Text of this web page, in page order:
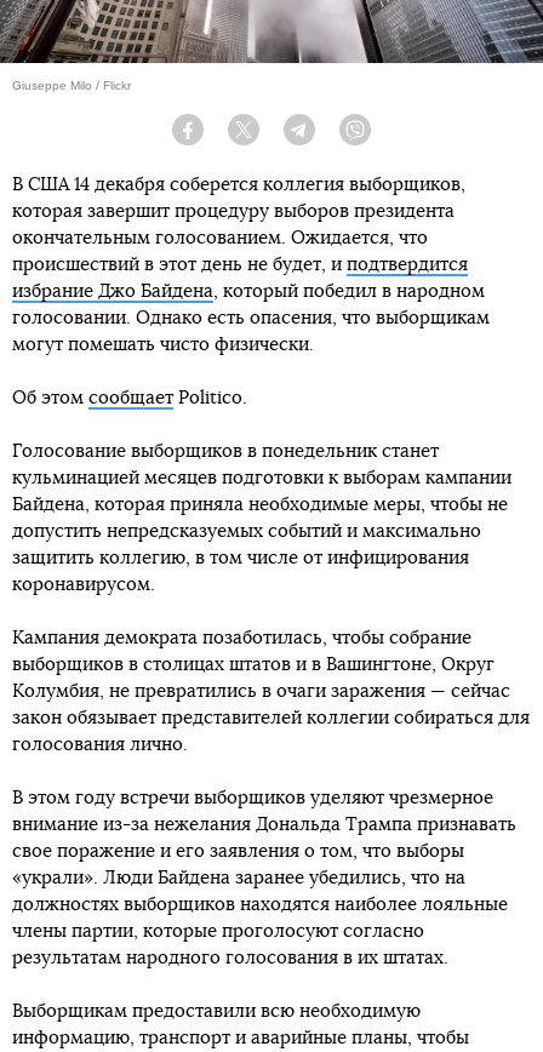
Giuseppe Milo / Flickr
Facebook Twitter Telegram
В США 14 декабря соберется коллегия выборщиков,
которая завершит процедуру выборов президента
окончательным голосованием. Ожидается, что
происшествий в этот день не будет, и подтвердится
избрание Джо Байдена , который победил в народном
голосовании. Однако есть опасения, что выборщикам
могут помешать чисто физически.
Об этом сообщает Politico.
Голосование выборщиков в понедельник станет
кульминацией месяцев подготовки к выборам кампании
Байдена, которая приняла необходимые меры, чтобы не
допустить непредсказуемых событий и максимально
защитить коллегию, в том числе от инфицирования
коронавирусом.
Кампания демократа позаботилась, чтобы собрание
выборщиков в столицах штатов и в Вашингтоне, Округ
Колумбия, не превратились в очаги заражения — сейчас
закон обязывает представителей коллегии собираться для
голосования лично.
В этом году встречи выборщиков уделяют чрезмерное
внимание из-за нежелания Дональда Трампа признавать
свое поражение и его заявления о том, что выборы
«украли». Люди Байдена заранее убедились, что на
должностях выборщиков находятся наиболее лояльные
члены партии, которые проголосуют согласно
результатам народного голосования в их штатах.
Выборщикам предоставили всю необходимую
информацию, транспорт и аварийные планы, чтобы